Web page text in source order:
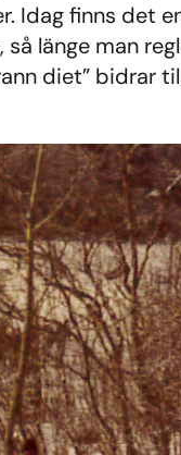
Idag finns det
länge man
diet” bidrar